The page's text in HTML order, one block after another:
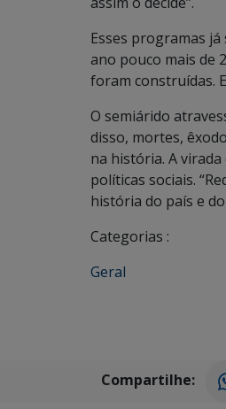
Esses programas
ano pouco mais de
foram construídas.
O semiárido
disso, mortes,
na história. A
políticas sociais.
história do país e
Categorias :
Geral
Compartilhe: